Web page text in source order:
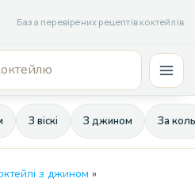
База перевірених рецептів коктейлів
З віскі З джином За
з джином »